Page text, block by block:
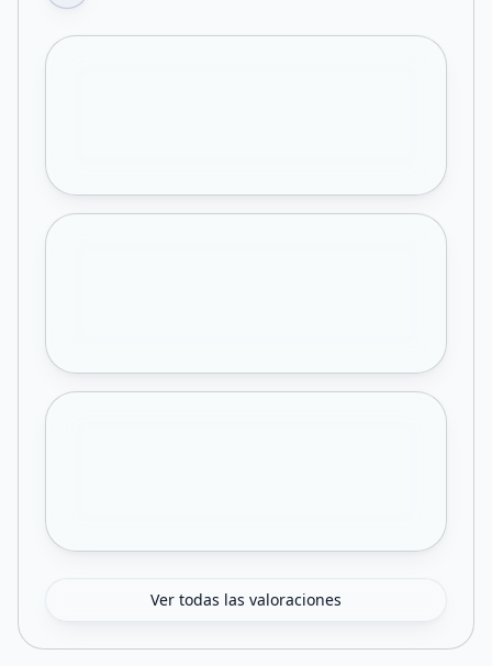
Ver todas las valoraciones